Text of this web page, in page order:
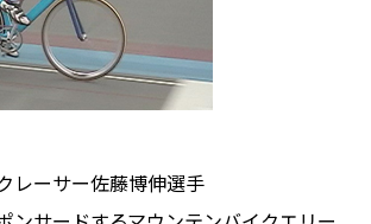
レーサー佐藤博伸選手